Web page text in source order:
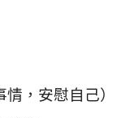
，安慰自己）